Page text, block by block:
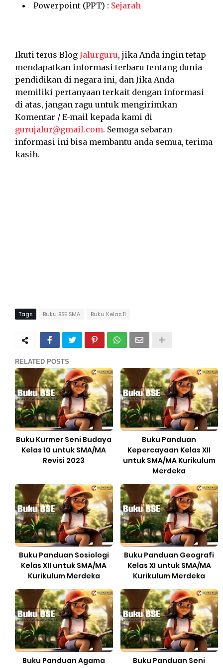
Powerpoint (PPT) : Sejarah
Ikuti terus Blog Jalurguru, jika Anda ingin tetap
mendapatkan informasi terbaru tentang dunia
pendidikan di negara ini, dan Jika Anda
memiliki pertanyaan terkait dengan informasi
di atas, jangan ragu untuk mengirimkan
Komentar / E-mail kepada kami di
gurujalur@gmail.com. Semoga sebaran
informasi ini bisa membantu anda semua, terima
kasih.
Tags Buku BSE SMA Buku Kelas 11
RELATED POSTS
Buku Kurmer Seni Budaya
Kelas 10 untuk SMA/MA
Revisi 2023
Buku Panduan
Kepercayaan Kelas XII
untuk SMA/MA Kurikulum
Merdeka
Buku Panduan Sosiologi
Kelas XII untuk SMA/MA
Kurikulum Merdeka
Buku Panduan Geografi
Kelas XI untuk SMA/MA
Kurikulum Merdeka
Buku Panduan Agama
Buku Panduan Seni